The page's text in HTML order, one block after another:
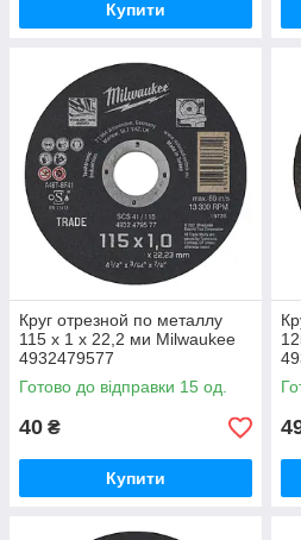
Купити
Круг отрезной по металлу
115 х 1 х 22,2 ми Milwaukee
4932479577
Готово до відправки 15 од.
40 ₴
Купити